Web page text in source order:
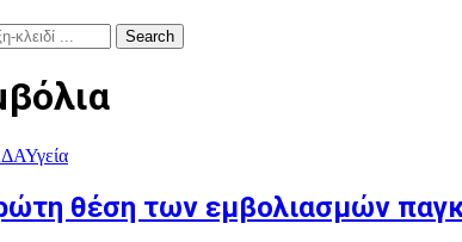
Search
Υγεία
θέση των εμβολιασμών